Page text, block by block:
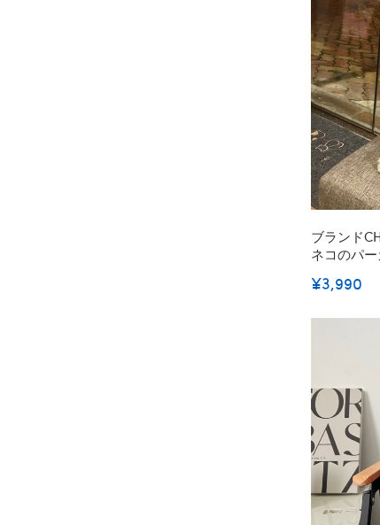
ブランド
ネコのパ
ットン ペ
¥3,990